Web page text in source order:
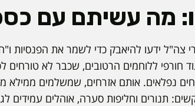
מה עשיתם עם
צה"ל ידעו להיאבק כדי לשמר את הפנסיות
חורפי ללוחמים הרטובים, שכבר לא
נפלאים. אותם אזרחים, שמשלמים ממילא
תנורים וחליפות סערה, אוהלים